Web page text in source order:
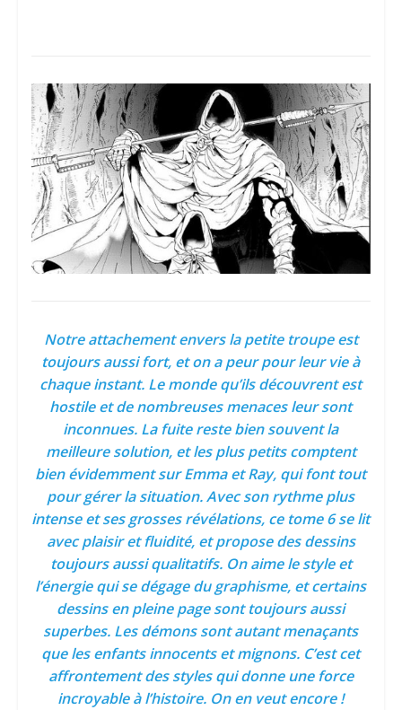
Notre attachement envers la petite troupe est
toujours aussi fort, et on a peur pour leur vie à
chaque instant. Le monde qu’ils découvrent est
hostile et de nombreuses menaces leur sont
inconnues. La fuite reste bien souvent la
meilleure solution, et les plus petits comptent
bien évidemment sur Emma et Ray, qui font tout
pour gérer la situation. Avec son rythme plus
intense et ses grosses révélations, ce tome 6 se lit
avec plaisir et fluidité, et propose des dessins
toujours aussi qualitatifs. On aime le style et
l’énergie qui se dégage du graphisme, et certains
dessins en pleine page sont toujours aussi
superbes. Les démons sont autant menaçants
que les enfants innocents et mignons. C’est cet
affrontement des styles qui donne une force
incroyable à l’histoire. On en veut encore !